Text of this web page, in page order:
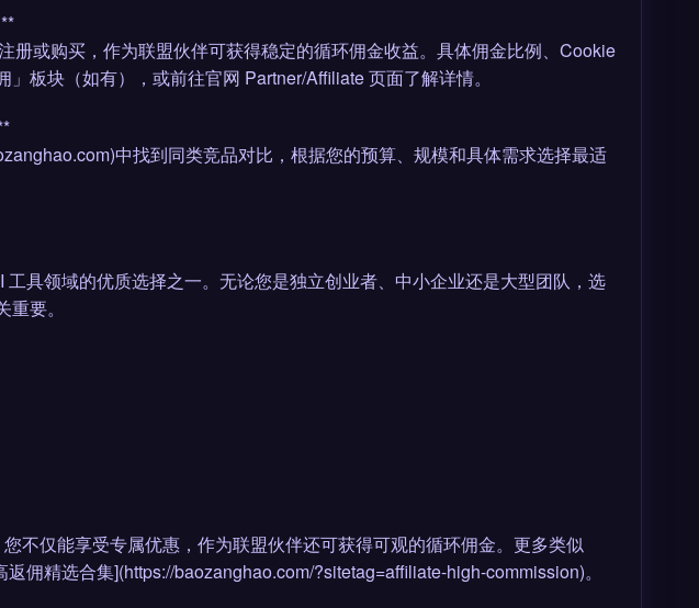
册或购买，作为联盟伙伴可获得稳定的循环佣金收益。具体佣金比例、Cookie
板块（如有），或前往官网 Partner/Affiliate 页面了解详情。
中找到同类竞品对比，根据您的预算、规模和具体需求选择最适
工具领域的优质选择之一。无论您是独立创业者、中小企业还是大型团队，选
要。
不仅能享受专属优惠，作为联盟伙伴还可获得可观的循环佣金。更多类似
佣精选合集](https://baozanghao.com/?sitetag=affiliate-high-commission)。